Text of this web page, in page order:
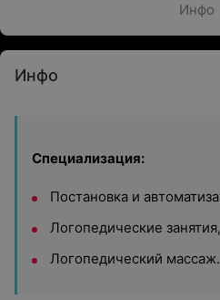
Инфо
Инфо
Специализация:
Постановка и
Логопедические
Логопедический массаж.